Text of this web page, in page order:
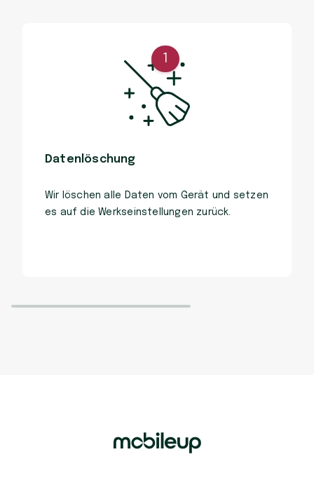
Datenlöschung
Wir löschen alle Daten vom Gerät und setzen
es auf die Werkseinstellungen zurück.